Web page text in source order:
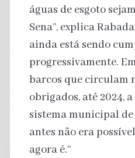
águas de esgoto
Sena”, explica
ainda está sendo
progressivamente.
barcos que circulam
obrigados, até 2024,
sistema municipal de
antes não era
agora é.”